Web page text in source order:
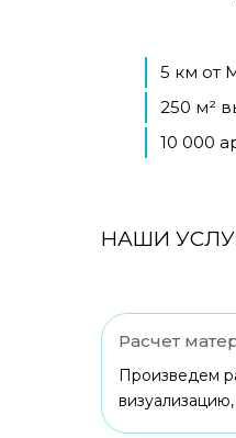
5 км от
250 м²
10 000
НАШИ
Расчет
Произведем